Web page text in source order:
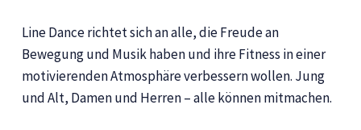
Line Dance richtet sich an alle, die Freude an
Bewegung und Musik haben und ihre Fitness in einer
motivierenden Atmosphäre verbessern wollen. Jung
und Alt, Damen und Herren – alle können mitmachen.